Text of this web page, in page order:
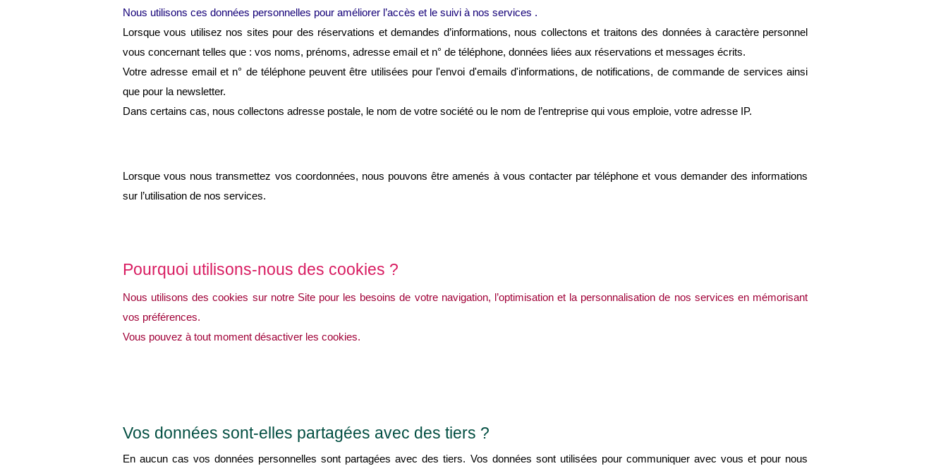
Nous utilisons ces données personnelles pour améliorer l’accès et le suivi à nos services .
Lorsque vous utilisez nos sites pour des réservations et demandes d’informations, nous collectons et traitons des données à caractère personnel
vous concernant telles que : vos noms, prénoms, adresse email et n° de téléphone, données liées aux réservations et messages écrits.
Votre adresse email et n° de téléphone peuvent être utilisées pour l'envoi d'emails d'informations, de notifications, de commande de services ainsi
que pour la newsletter.
Dans certains cas, nous collectons adresse postale, le nom de votre société ou le nom de l’entreprise qui vous emploie, votre adresse IP.
Lorsque vous nous transmettez vos coordonnées, nous pouvons être amenés à vous contacter par téléphone et vous demander des informations
sur l’utilisation de nos services.
Pourquoi utilisons-nous des cookies ?
Nous utilisons des cookies sur notre Site pour les besoins de votre navigation, l’optimisation et la personnalisation de nos services en mémorisant
vos préférences.
Vous pouvez à tout moment désactiver les cookies.
Vos données sont-elles partagées avec des tiers ?
En aucun cas vos données personnelles sont partagées avec des tiers. Vos données sont utilisées pour communiquer avec vous et pour nous